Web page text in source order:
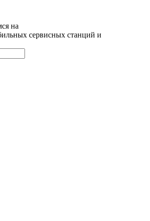
на
сервисных станций и